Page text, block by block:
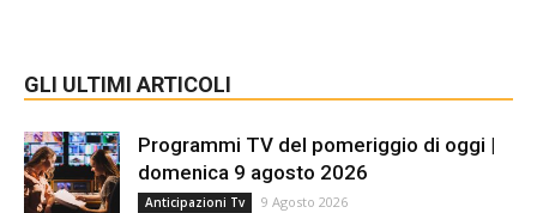
GLI ULTIMI ARTICOLI
Programmi TV del pomeriggio di oggi |
domenica 9 agosto 2026
Anticipazioni Tv 9 Agosto 2026